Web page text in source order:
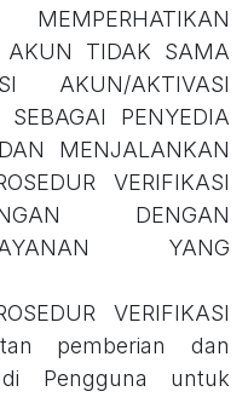
AKUN TIDAK SAMA
AKUN/AKTIVASI
PENYEDIA
MENJALANKAN
VERIFIKASI
DENGAN
YANG
VERIFIKASI
pemberian dan
Pengguna untuk